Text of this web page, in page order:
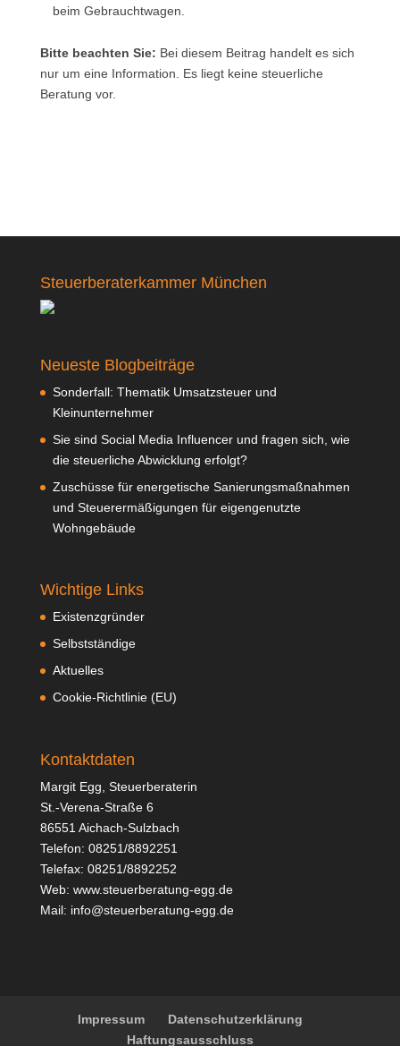
beim Gebrauchtwagen.
Bitte beachten Sie: Bei diesem Beitrag handelt es sich
nur um eine Information. Es liegt keine steuerliche
Beratung vor.
Steuerberaterkammer München
Neueste Blogbeiträge
Sonderfall: Thematik Umsatzsteuer und
Kleinunternehmer
Sie sind Social Media Influencer und fragen sich, wie
die steuerliche Abwicklung erfolgt?
Zuschüsse für energetische Sanierungsmaßnahmen
und Steuerermäßigungen für eigengenutzte
Wohngebäude
Wichtige Links
Existenzgründer
Selbstständige
Aktuelles
Cookie-Richtlinie (EU)
Kontaktdaten
Margit Egg, Steuerberaterin
St.-Verena-Straße 6
86551 Aichach-Sulzbach
Telefon: 08251/8892251
Telefax: 08251/8892252
Web: www.steuerberatung-egg.de
Mail: info@steuerberatung-egg.de
Impressum
Datenschutzerklärung
Haftungsausschluss